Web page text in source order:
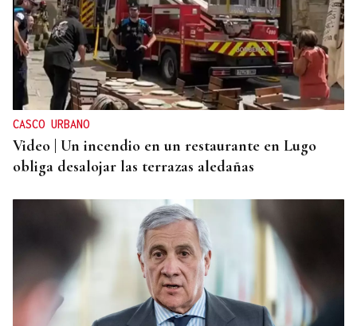
CASCO URBANO
Video | Un incendio en un restaurante en Lugo
obliga desalojar las terrazas aledañas